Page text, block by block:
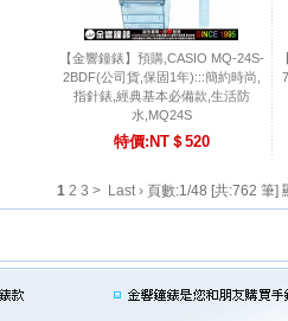
【金響鐘錶】預購,CASIO MQ-24S-
2BDF(公司貨,保固1年):::簡約時尚,
指針錶,經典基本必備款,生活防
水,MQ24S
特價:NT＄520
1 2 3 > Last › 頁數:1/48 [共:762 筆]